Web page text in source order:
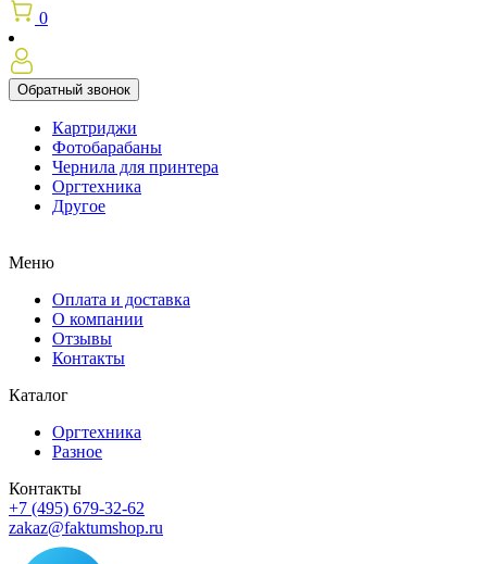
0
Обратный звонок
Картриджи
Фотобарабаны
Чернила для принтера
Оргтехника
Другое
Меню
Оплата и доставка
О компании
Отзывы
Контакты
Каталог
Оргтехника
Разное
Контакты
+7 (495) 679-32-62
zakaz@faktumshop.ru